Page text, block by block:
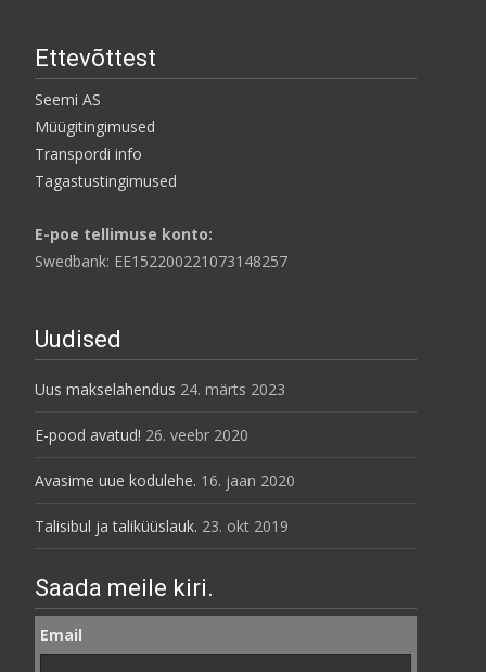
Ettevõttest
Seemi AS
Müügitingimused
Transpordi info
Tagastustingimused
E-poe tellimuse konto:
Swedbank: EE152200221073148257
Uudised
Uus makselahendus 24. märts 2023
E-pood avatud! 26. veebr 2020
Avasime uue kodulehe. 16. jaan 2020
Talisibul ja taliküüslauk. 23. okt 2019
Saada meile kiri.
Email